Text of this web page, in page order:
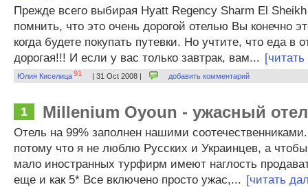
Прежде всего выбирая Hyatt Regency Sharm El
помнить, что это очень дорогой отелью Вы конечно
когда будете покупать путевки. Но учтите, что еда в
дорогая!!! И если у вас только завтрак, вам...
Юлия Киселица91 | 31 Oct 2008 | добавить комментарий
1 Millenium Oyoun - ужасный
Отель на 99% заполнен нашими
потому что я не люблю Русских и Украинцев, а чтобы
мало иностранных турфирм имеют наглость
еще и как 5* Все включено просто ужас,... [читать